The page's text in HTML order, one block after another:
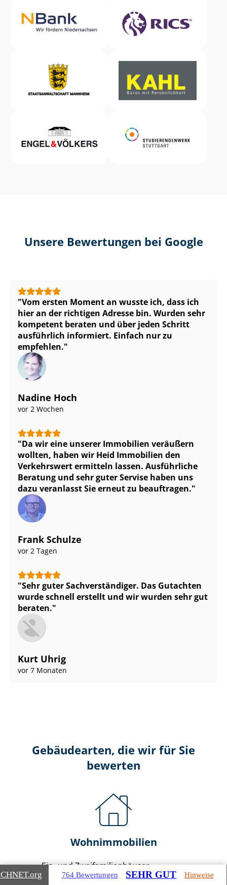
Unsere Bewertungen bei Google
Vom ersten Moment an wusste ich, dass ich
hier an der richtigen Adresse bin. Wurden sehr
kompetent beraten und über jeden Schritt
ausführlich informiert. Einfach nur zu
empfehlen.
Nadine Hoch
vor 2 Wochen
Da wir eine unserer Immobilien veräußern
wollten, haben wir Heid Immobilien den
Verkehrswert ermitteln lassen. Ausführliche
Beratung und sehr guter Servise haben uns
dazu veranlasst Sie erneut zu beauftragen.
Frank Schulze
vor 2 Tagen
Sehr guter Sach­ver­stän­di­ger. Das Gutachten
wurde schnell erstellt und wir wurden sehr gut
beraten.
Kurt Uhrig
vor 7 Monaten
Gebäudearten, die wir für Sie
bewerten
Wohnimmobilien
Ein- und Zwei­fa­mi­li­en­häu­ser
Doppel- & Reihenhäuser
.org 764 Bewertungen SEHR GUT Hinweise